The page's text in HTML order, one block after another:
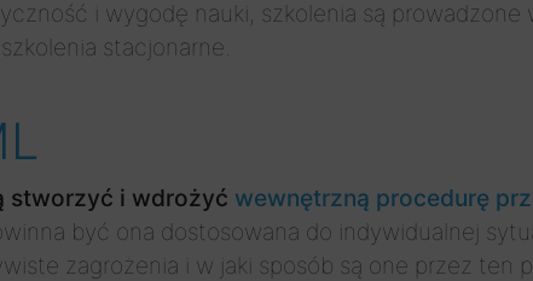
i wygodę nauki, szkolenia są prowadzone
stacjonarne.
stworzyć i wdrożyć wewnętrzną procedurę
być ona dostosowana do indywidualnej
zagrożenia i w jaki sposób są one przez ten